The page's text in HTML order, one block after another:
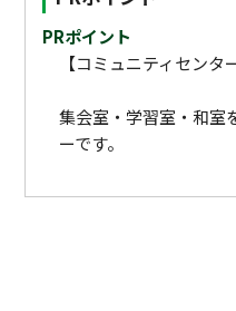
PRポイント
【コミュニティセンタ
集会室・学習室・和室
ーです。